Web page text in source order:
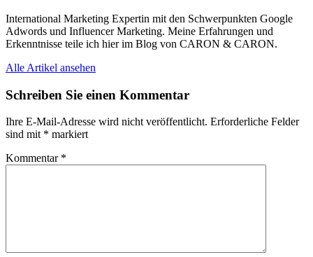
International Marketing Expertin mit den Schwerpunkten Google
Adwords und Influencer Marketing. Meine Erfahrungen und
Erkenntnisse teile ich hier im Blog von CARON & CARON.
Alle Artikel ansehen
Schreiben Sie einen Kommentar
Ihre E-Mail-Adresse wird nicht veröffentlicht. Erforderliche Felder
sind mit * markiert
Kommentar *